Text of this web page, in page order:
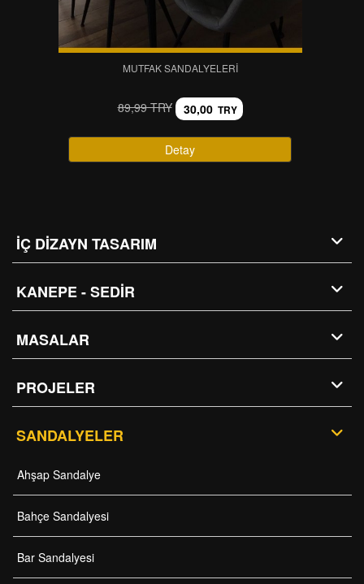
MUTFAK SANDALYELERI
89,99 TRY 30,00 TRY
Detay
İÇ DİZAYN TASARIM
KANEPE - SEDİR
MASALAR
PROJELER
SANDALYELER
Ahşap Sandalye
Bahçe Sandalyesi
Bar Sandalyesi